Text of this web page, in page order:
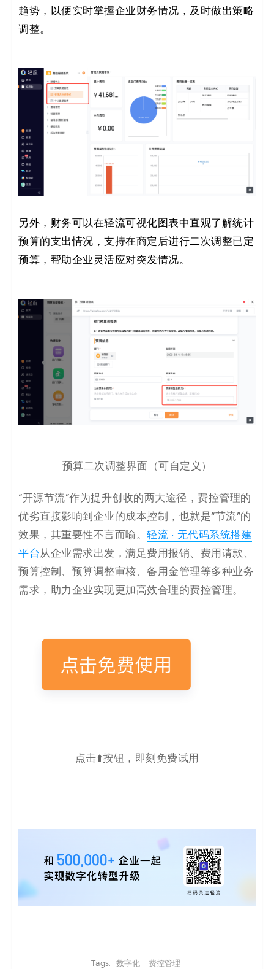
趋势，以便实时掌握企业财务情况，及时做出策略
调整。
另外，财务可以在轻流可视化图表中直观了解统计
预算的支出情况，支持在商定后进行二次调整已定
预算，帮助企业灵活应对突发情况。
预算二次调整界面（可自定义）
“开源节流”作为提升创收的两大途径，费控管理的
优劣直接影响到企业的成本控制，也就是“节流”的
效果，其重要性不言而喻。 轻流 · 无代码系统搭建
平台从企业需求出发，满足费用报销、费用请款、
预算控制、预算调整审核、备用金管理等多种业务
需求，助力企业实现更加高效合理的费控管理。
点击⬆️按钮，即刻免费试用
Tags: 数字化 费控管理